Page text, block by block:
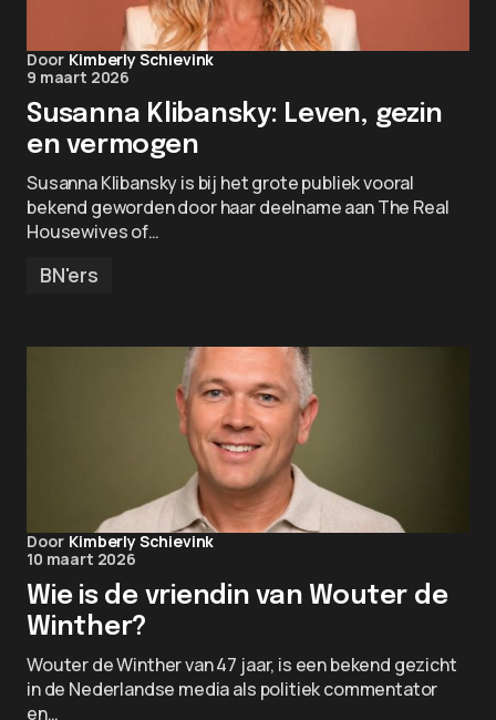
Door Kimberly Schievink
9 maart 2026
Susanna Klibansky: Leven, gezin
en vermogen
Susanna Klibansky is bij het grote publiek vooral
bekend geworden door haar deelname aan The Real
Housewives of…
BN'ers
Door Kimberly Schievink
10 maart 2026
Wie is de vriendin van Wouter de
Winther?
Wouter de Winther van 47 jaar, is een bekend gezicht
in de Nederlandse media als politiek commentator
en…